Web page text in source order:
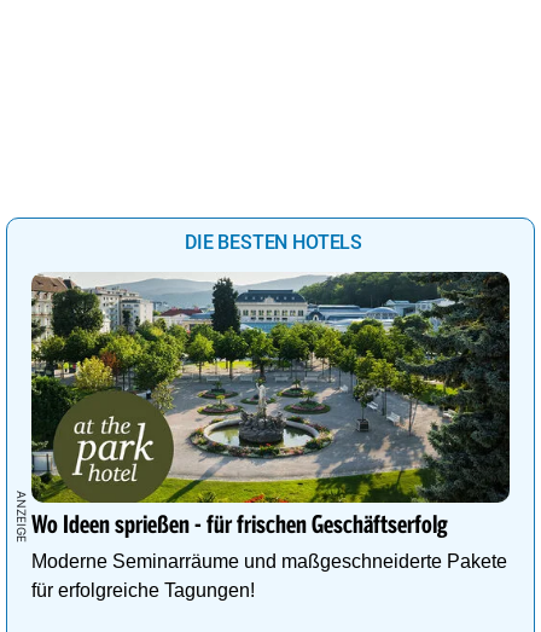
DIE BESTEN HOTELS
Wo Ideen sprießen - für frischen Geschäftserfolg
Moderne Seminarräume und maßgeschneiderte Pakete
für erfolgreiche Tagungen!